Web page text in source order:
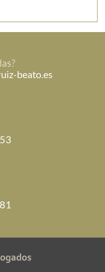
beato.es